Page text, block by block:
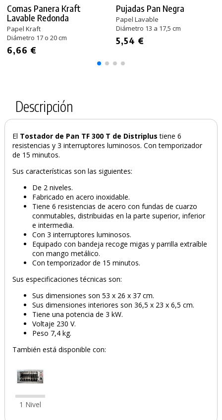
Comas Panera Kraft
Lavable Redonda
Papel Kraft
Diámetro 17 o 20 cm
6,66 €
Pujadas Pan Negra
Papel Lavable
Diámetro 13 a 17,5 cm
5,54 €
Descripción
El Tostador de Pan TF 300 T de Distriplustiene 6
resistencias y 3 interruptores luminosos. Con temporizador
de 15 minutos.
Sus características son las siguientes:
De 2 niveles.
Fabricado en acero inoxidable.
Tiene 6 resistencias de acero con fundas de cuarzo
conmutables, distribuidas en la parte superior, inferior
e intermedia.
Con 3 interruptores luminosos.
Equipado con bandeja recoge migas y parrilla extraíble
con mango metálico.
Con temporizador de 15 minutos.
Sus especificaciones técnicas son:
Sus dimensiones son 53 x 26 x 37 cm.
Sus dimensiones interiores son 36,5 x 23 x 6,5 cm.
Tiene una potencia de 3 kW.
Voltaje 230 V.
Peso 7,4 kg.
También está disponible con:
1 Nivel